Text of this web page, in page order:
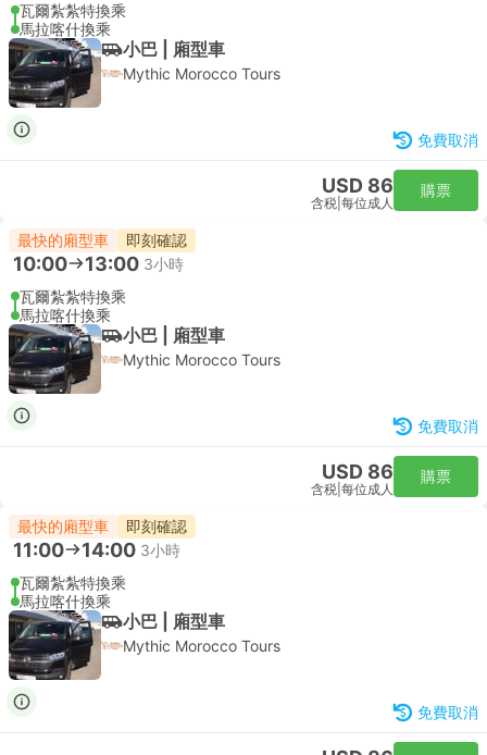
瓦爾紮紮特換乘
馬拉喀什換乘
小巴 | 廂型車
Mythic Morocco Tours
免費取消
USD 86
含税 每位成人
購票
最快的廂型車 即刻確認
10:00 13:00 3小時
瓦爾紮紮特換乘
馬拉喀什換乘
小巴 | 廂型車
Mythic Morocco Tours
免費取消
USD 86
含税 每位成人
購票
最快的廂型車 即刻確認
11:00 14:00 3小時
瓦爾紮紮特換乘
馬拉喀什換乘
小巴 | 廂型車
Mythic Morocco Tours
免費取消